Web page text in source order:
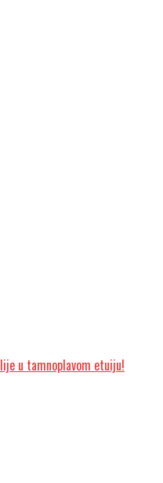
u tamnoplavom etuiju!